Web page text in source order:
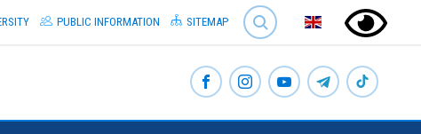
SEARCH
PUBLIC INFORMATION SITEMAP